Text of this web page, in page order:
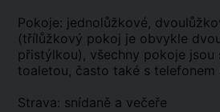
Pokoje: jednolůžkové,
(třílůžkový pokoj je obvykle
přistýlkou), všechny pokoje jsou
toaletou, často také s telefonem
Strava: snídaně a večeře